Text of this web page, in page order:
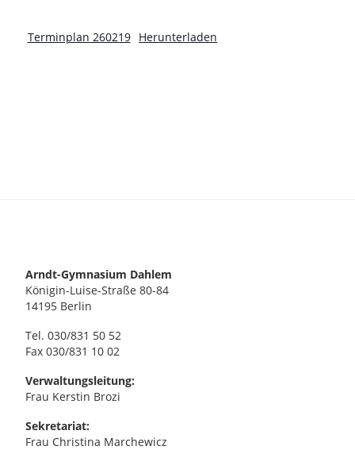
Terminplan 260219 Herunterladen
Arndt-Gymnasium Dahlem
Königin-Luise-Straße 80-84
14195 Berlin
Tel. 030/831 50 52
Fax 030/831 10 02
Verwaltungsleitung:
Frau Kerstin Brozi
Sekretariat:
Frau Christina Marchewicz